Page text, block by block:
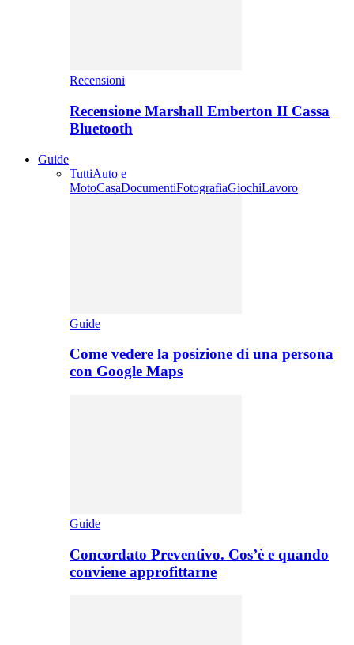
Recensioni
Recensione Marshall Emberton II Cassa
Bluetooth
Guide
TuttiAuto e
MotoCasaDocumentiFotografiaGiochiLavoro
Guide
Come vedere la posizione di una persona
con Google Maps
Guide
Concordato Preventivo. Cos’è e quando
conviene approfittarne